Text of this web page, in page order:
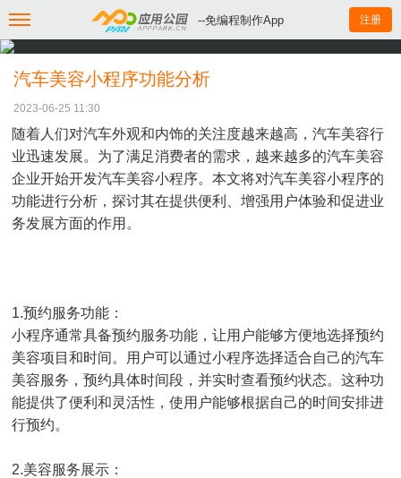
--免编程制作App 注册
汽车美容小程序功能分析
2023-06-25 11:30
随着人们对汽车外观和内饰的关注度越来越高，汽车美容行
业迅速发展。为了满足消费者的需求，越来越多的汽车美容
企业开始开发汽车美容小程序。本文将对汽车美容小程序的
功能进行分析，探讨其在提供便利、增强用户体验和促进业
务发展方面的作用。
1.预约服务功能：
小程序通常具备预约服务功能，让用户能够方便地选择预约
美容项目和时间。用户可以通过小程序选择适合自己的汽车
美容服务，预约具体时间段，并实时查看预约状态。这种功
能提供了便利和灵活性，使用户能够根据自己的时间安排进
行预约。
2.美容服务展示：